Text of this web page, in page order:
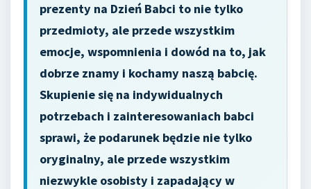
prezenty na Dzień Babci to nie tylko
przedmioty, ale przede wszystkim
emocje, wspomnienia i dowód na to, jak
dobrze znamy i kochamy naszą babcię.
Skupienie się na indywidualnych
potrzebach i zainteresowaniach babci
sprawi, że podarunek będzie nie tylko
oryginalny, ale przede wszystkim
niezwykle osobisty i zapadający w